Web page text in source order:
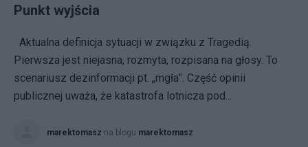
Punkt wyjścia
Aktualna definicja sytuacji w związku z Tragedią.
Pierwsza jest niejasna, rozmyta, rozpisana na głosy. To
scenariusz dezinformacji pt. „mgła”. Część opinii
publicznej uważa, że katastrofa lotnicza pod...
marektomasz na blogu marektomasz